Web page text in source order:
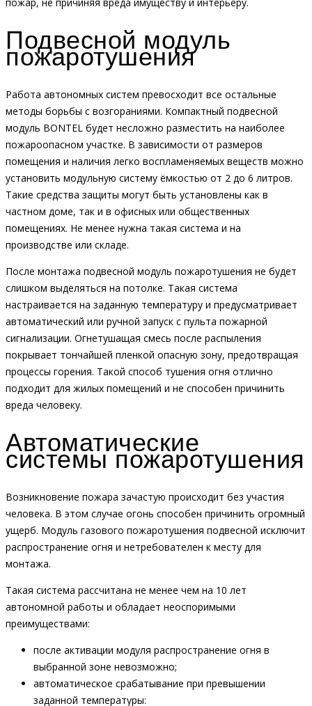
пожар, не причиняя вреда имуществу и интерьеру.
Подвесной модуль
пожаротушения
Работа автономных систем превосходит все остальные
методы борьбы с возгораниями. Компактный подвесной
модуль BONTEL будет несложно разместить на наиболее
пожароопасном участке. В зависимости от размеров
помещения и наличия легко воспламеняемых веществ можно
установить модульную систему ёмкостью от 2 до 6 литров.
Такие средства защиты могут быть установлены как в
частном доме, так и в офисных или общественных
помещениях. Не менее нужна такая система и на
производстве или складе.
После монтажа подвесной модуль пожаротушения не будет
слишком выделяться на потолке. Такая система
настраивается на заданную температуру и предусматривает
автоматический или ручной запуск с пульта пожарной
сигнализации. Огнетушащая смесь после распыления
покрывает тончайшей пленкой опасную зону, предотвращая
процессы горения. Такой способ тушения огня отлично
подходит для жилых помещений и не способен причинить
вреда человеку.
Автоматические
системы пожаротушения
Возникновение пожара зачастую происходит без участия
человека. В этом случае огонь способен причинить огромный
ущерб. Модуль газового пожаротушения подвесной исключит
распространение огня и нетребователен к месту для
монтажа.
Такая система рассчитана не менее чем на 10 лет
автономной работы и обладает неоспоримыми
преимуществами:
после активации модуля распространение огня в
выбранной зоне невозможно;
автоматическое срабатывание при превышении
заданной температуры: